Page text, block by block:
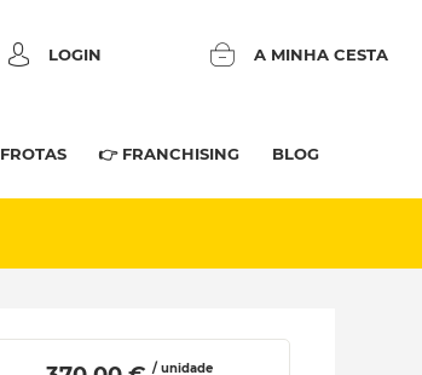
LOGIN A MINHA CESTA
FROTAS 👉 FRANCHISING BLOG
/ unidade